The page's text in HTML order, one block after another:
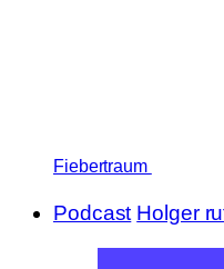
Fiebertraum
Podcast Holger